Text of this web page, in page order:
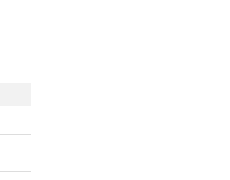
quân
các